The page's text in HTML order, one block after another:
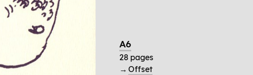
A6
28 pages
→Offset